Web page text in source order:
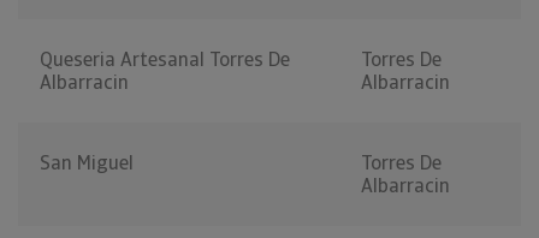
Queseria Artesanal Torres De
Albarracin
Torres De
Albarracin
San Miguel
Torres De
Albarracin